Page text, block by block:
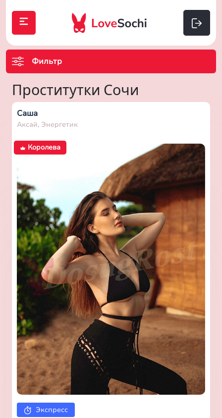
Фильтр
Проститутки Сочи
Саша
Аксай, Энергетик
Королева
Экспресс